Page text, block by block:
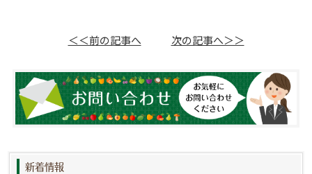
＜＜前の記事へ 次の記事へ＞＞
新着情報